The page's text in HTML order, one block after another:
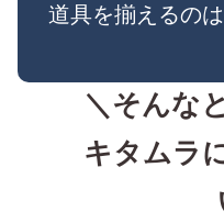
道具を揃えるの
＼そんな
キタムラ